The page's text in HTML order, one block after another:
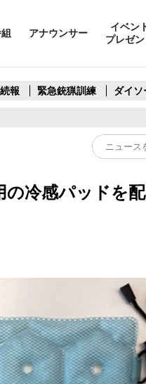
アナウンサー
イベン
プレゼン
報 緊急銃猟訓練 ダイソ
の冷感パッドを